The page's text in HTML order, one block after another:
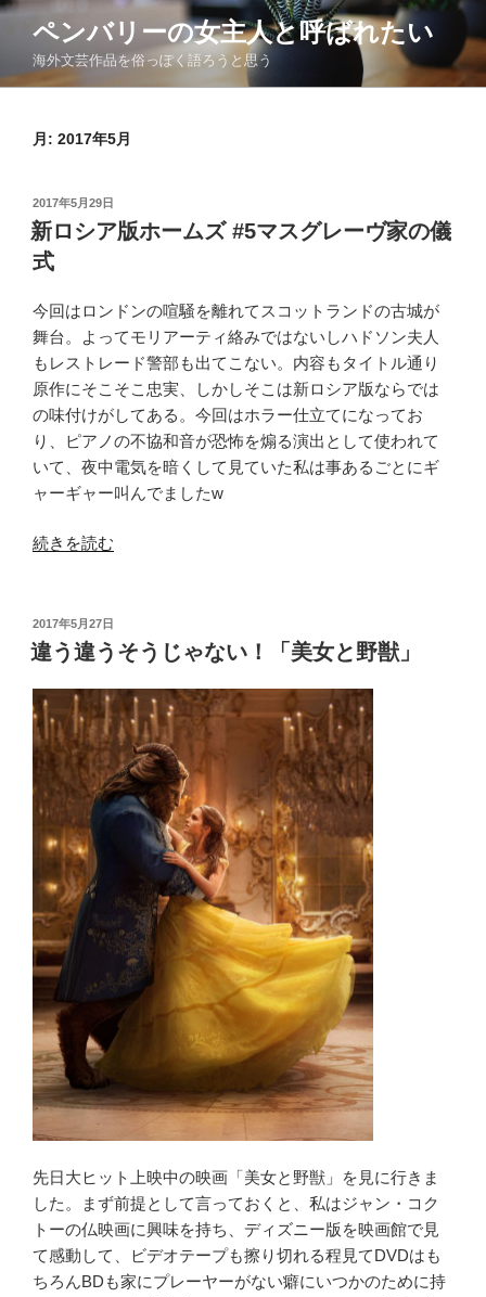
コ
ン
ペンバリーの女主人と呼ばれたい
海外文芸作品を俗っぽく語ろうと思う
月: 2017年5月
投
稿
日:
2017年5月29日
新ロシア版ホームズ #5マスグレーヴ家の儀
式
今回はロンドンの喧騒を離れてスコットランドの古城が
舞台。よってモリアーティ絡みではないしハドソン夫人
もレストレード警部も出てこない。内容もタイトル通り
原作にそこそこ忠実、しかしそこは新ロシア版ならでは
の味付けがしてある。今回はホラー仕立てになってお
り、ピアノの不協和音が恐怖を煽る演出として使われて
いて、夜中電気を暗くして見ていた私は事あるごとにギ
ャーギャー叫んでましたw
“新
ア
版
ー
ム
ズ
マ
グ
レ
ヴ
家
儀
式”
の
続きを読む
投
稿
日:
2017年5月27日
違う違うそうじゃない！「美女と野獣」
先日大ヒット上映中の映画「美女と野獣」を見に行きま
した。まず前提として言っておくと、私はジャン・コク
トーの仏映画に興味を持ち、ディズニー版を映画館で見
て感動して、ビデオテープも擦り切れる程見てDVDはも
ちろんBDも家にプレーヤーがない癖にいつかのために持